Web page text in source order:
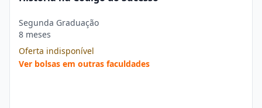
Segunda Graduação
8 meses
Oferta indisponível
Ver bolsas em outras faculdades